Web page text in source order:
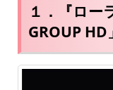
１．『ロー
GROUP